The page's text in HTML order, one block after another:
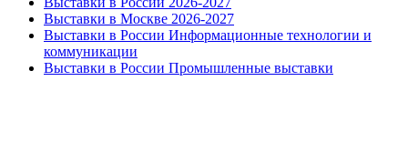
Выставки в Москве 2026-2027
Выставки в России Информационные технологии и
коммуникации
Выставки в России Промышленные выставки